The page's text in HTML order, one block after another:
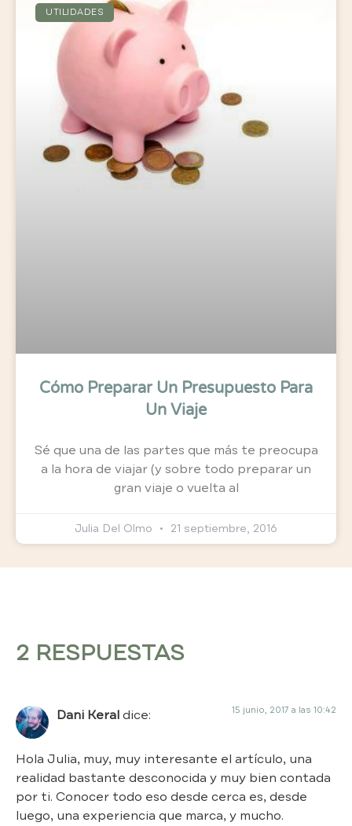
UTILIDADES
Cómo Preparar Un Presupuesto Para
Un Viaje
Sé que una de las partes que más te preocupa
a la hora de viajar (y sobre todo preparar un
gran viaje o vuelta al
Julia Del Olmo 21 septiembre, 2016
2 RESPUESTAS
Dani Keraldice: 15 junio, 2017 a las 10:42
Hola Julia, muy, muy interesante el artículo, una
realidad bastante desconocida y muy bien contada
por ti. Conocer todo eso desde cerca es, desde
luego, una experiencia que marca, y mucho.